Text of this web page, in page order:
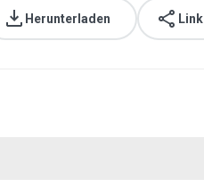
Herunterladen Link